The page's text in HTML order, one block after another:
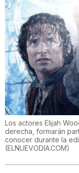
Los actores Elijah
derecha, formarán
conocer durante la
(ELNUEVODIA.COM)